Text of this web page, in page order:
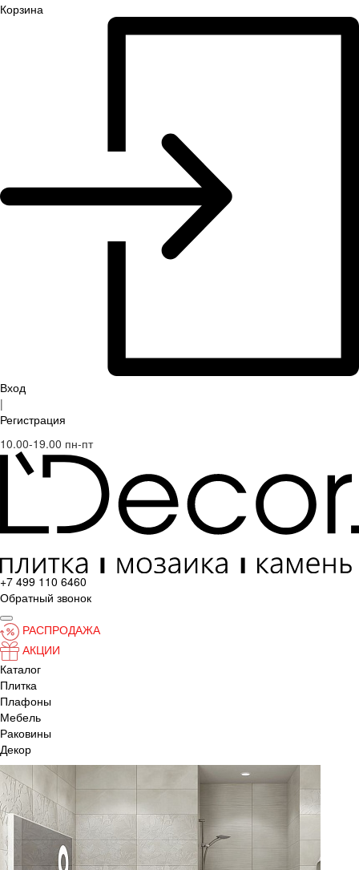
Корзина
Вход
|
Регистрация
10.00-19.00 пн-пт
+7 499 110 6460
Обратный звонок
РАСПРОДАЖА
АКЦИИ
Каталог
Плитка
Плафоны
Мебель
Раковины
Декор